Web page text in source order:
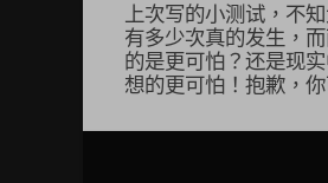
上次写的小测试，不
有多少次真的发生，
的是更可怕？还是现
想的更可怕！抱歉，